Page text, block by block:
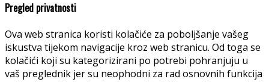
Pregled privatnosti
Ova web stranica koristi kolačiće za poboljšanje vašeg
iskustva tijekom navigacije kroz web stranicu. Od toga se
kolačići koji su kategorizirani po potrebi pohranjuju u
vaš preglednik jer su neophodni za rad osnovnih funkcija